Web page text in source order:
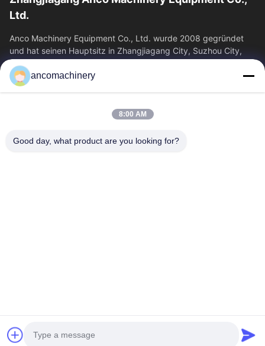
Ltd.
Anco Machinery Equipment Co., Ltd. wurde 2008 gegründet
und hat seinen Hauptsitz in Zhangjiagang City, Suzhou City,
Provinz Jiangsu. Es ist ein...
Schnelllinks
Über Uns
Fabrik Tour
Qualitätskontrolle
ancomachinery
8:00 AM
Good day, what product are you looking for?